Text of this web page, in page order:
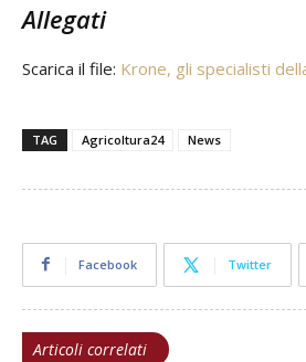
Allegati
Scarica il file: Krone, gli specialisti
TAG Agricoltura24 News
Facebook Twitter
Articoli correlati